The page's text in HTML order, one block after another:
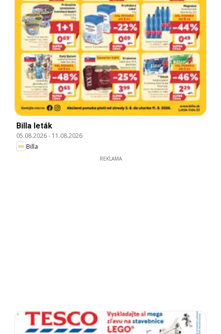
Billa leták
05.08.2026- 11.08.2026
Billa
REKLAMA